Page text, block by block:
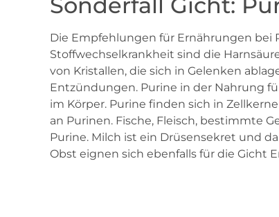
Die Empfehlungen für Ernährungen bei
Stoffwechselkrankheit sind die
von Kristallen, die sich in Gelenken
Entzündungen. Purine in der Nahrung
im Körper. Purine finden sich in
an Purinen. Fische, Fleisch, bestimmte
Purine. Milch ist ein Drüsensekret und
Obst eignen sich ebenfalls für die Gicht